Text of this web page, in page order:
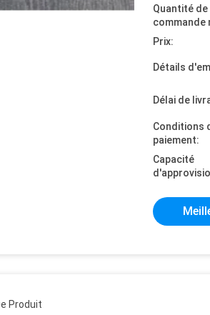
Quantité de
commande
Prix:
Détails
Délai de
Conditions
paiement:
Capacité
Produit